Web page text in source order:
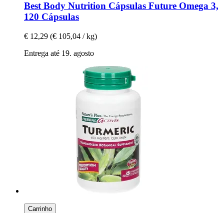
Best Body Nutrition Cápsulas Future Omega 3,
120 Cápsulas
€ 12,29 (€ 105,04 / kg)
Entrega até 19. agosto
Carrinho